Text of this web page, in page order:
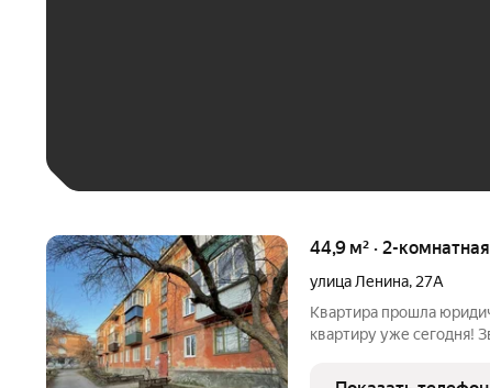
44,9 м² · 2-
улица Ленина, 27А
Квартира прошла юридическую
квартиру уже сегодня!